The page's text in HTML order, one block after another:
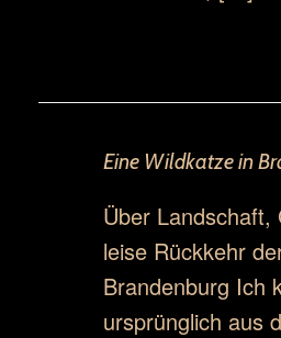
Eine Wildkatze in
Über Landschaft,
leise Rückkehr
Brandenburg Ich
ursprünglich aus